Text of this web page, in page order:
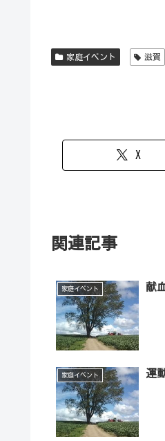
家庭イベント 滋賀
X
関連記事
家庭イベント 献
家庭イベント 運